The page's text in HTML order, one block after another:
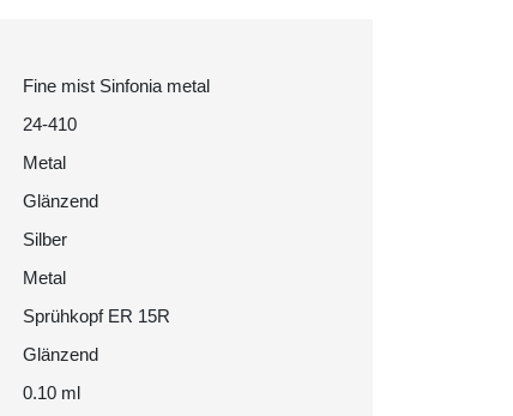
Fine mist Sinfonia metal
24-410
Metal
Glänzend
Silber
Metal
Sprühkopf ER 15R
Glänzend
0.10 ml